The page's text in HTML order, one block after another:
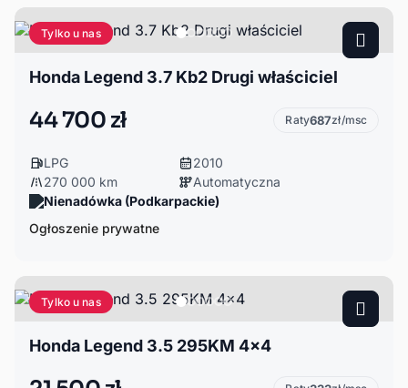
Tylko u nas
Honda Legend 3.7 Kb2 Drugi właściciel
44 700 zł Raty687zł/msc
LPG
2010
270 000 km
Automatyczna
Nienadówka (Podkarpackie)
Ogłoszenie prywatne
Tylko u nas
Honda Legend 3.5 295KM 4x4